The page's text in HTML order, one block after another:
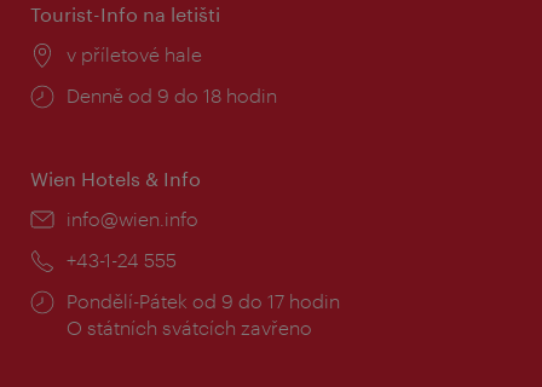
Tourist-Info na letišti
Místo:
v příletové hale
Provozní
Denně od 9 do 18 hodin
Wien Hotels & Info
E-
info@wien.info
Telefon:
+43-1-24 555
Provozní
doba:
Pondělí-Pátek od 9 do 17 hodin
O státních svátcích zavřeno